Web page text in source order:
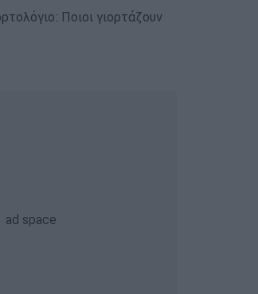
Ποιοι γιορτάζουν